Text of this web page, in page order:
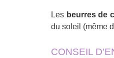
Les beurres de
du soleil (même
CONSEIL